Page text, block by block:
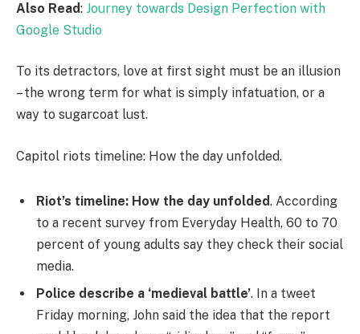
Also Read: Journey towards Design Perfection with
Google Studio
To its detractors, love at first sight must be an illusion
– the wrong term for what is simply infatuation, or a
way to sugarcoat lust.
Capitol riots timeline: How the day unfolded.
Riot’s timeline: How the day unfolded. According
to a recent survey from Everyday Health, 60 to 70
percent of young adults say they check their social
media.
Police describe a ‘medieval battle’. In a tweet
Friday morning, John said the idea that the report